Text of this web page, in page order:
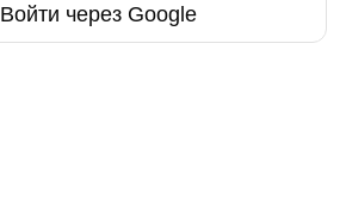
Войти через Google